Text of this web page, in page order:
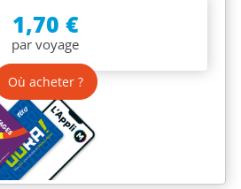
1,70 €
par voyage
Où acheter ?